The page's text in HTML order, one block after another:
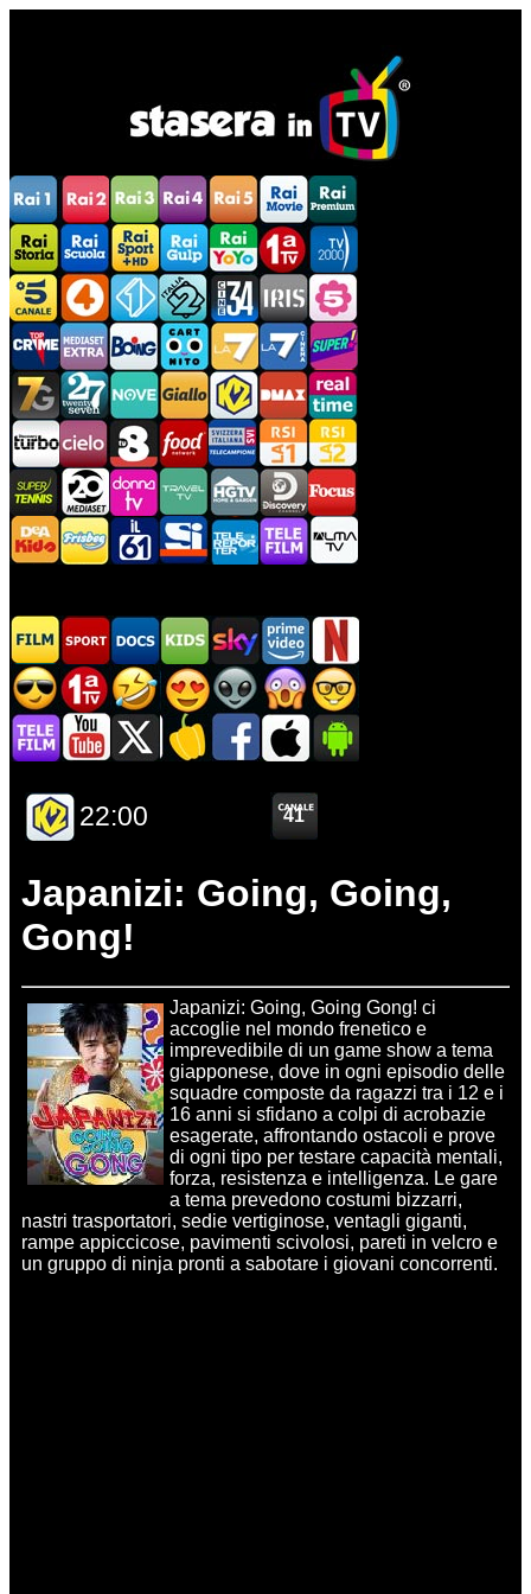
Japanizi: Going, Going,
Gong!
Japanizi: Going, Going Gong! ci
accoglie nel mondo frenetico e
imprevedibile di un game show a tema
giapponese, dove in ogni episodio delle
squadre composte da ragazzi tra i 12 e i
16 anni si sfidano a colpi di acrobazie
esagerate, affrontando ostacoli e prove
di ogni tipo per testare capacità mentali,
forza, resistenza e intelligenza. Le gare
a tema prevedono costumi bizzarri,
nastri trasportatori, sedie vertiginose, ventagli giganti,
rampe appiccicose, pavimenti scivolosi, pareti in velcro e
un gruppo di ninja pronti a sabotare i giovani concorrenti.